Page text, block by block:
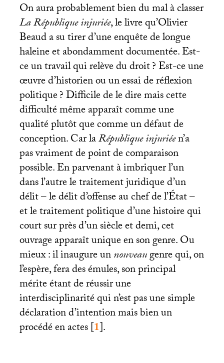
On aura probablement bien du mal à classer
La République injuriée, le livre qu’Olivier
Beaud a su tirer d’une enquête de longue
haleine et abondamment documentée. Est-
ce un travail qui relève du droit? Est-ce une
œuvre d’historien ou un essai de réflexion
politique? Difficile de le dire mais cette
difficulté même apparaît comme une
qualité plutôt que comme un défaut de
conception. Car laRépublique injuriéen’a
pas vraiment de point de comparaison
possible. En parvenant à imbriquer l’un
dans l’autre le traitement juridique d’un
délit – le délit d’offense au chef de l’État –
et le traitement politique d’une histoire qui
court sur près d’un siècle et demi, cet
ouvrage apparaît unique en son genre. Ou
mieux : il inaugure unnouveaugenre qui, on
l’espère, fera des émules, son principal
mérite étant de réussir une
interdisciplinarité qui n’est pas une simple
déclaration d’intention mais bien un
procédé en actes[1].